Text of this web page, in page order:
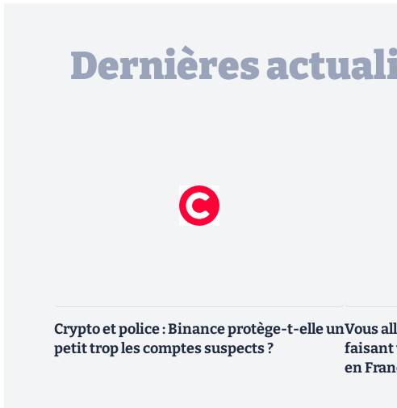
Dernières
Crypto et police : Binance protège-t-elle un
petit trop les comptes suspects ?
Vous
faisant
en